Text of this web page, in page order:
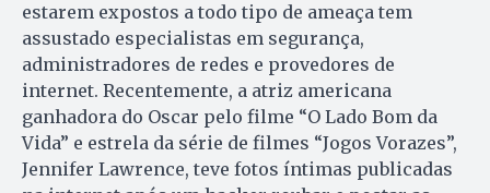
estarem expostos a todo tipo de ameaça tem
assustado especialistas em segurança,
administradores de redes e provedores de
internet. Recen­te­mente, a atriz americana
ganhadora do Oscar pelo filme “O Lado Bom da
Vida” e estrela da série de filmes “Jogos Vorazes”,
Jennifer Lawrence, teve fotos íntimas publicadas